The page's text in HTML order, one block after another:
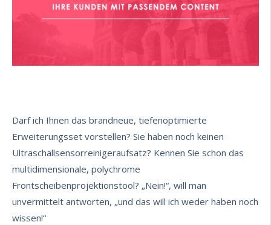
Darf ich Ihnen das brandneue, tiefenoptimierte
Erweiterungsset vorstellen? Sie haben noch keinen
Ultraschallsensorreinigeraufsatz? Kennen Sie schon das
multidimensionale, polychrome
Frontscheibenprojektionstool? „Nein!“, will man
unvermittelt antworten, „und das will ich weder haben noch
wissen!“